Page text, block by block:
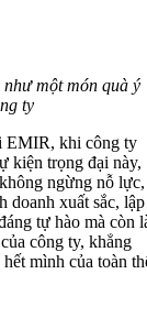
như một món quà ý
ty
EMIR, khi công ty
kiện trọng đại này,
ngừng nỗ lực,
doanh xuất sắc, lập
tự hào mà còn
công ty, khẳng
mình của toàn